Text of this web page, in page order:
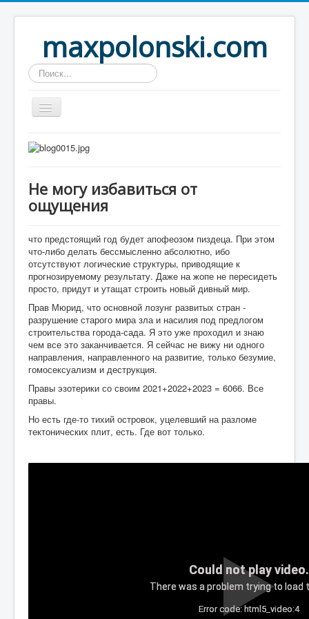
maxpolonski.com
Искать...
Home
Рассказы
Контакты
Вход
Не могу избавиться от
ощущения
что предстоящий год будет апофеозом пиздеца. При этом
что-либо делать бессмысленно абсолютно, ибо
отсутствуют логические структуры, приводящие к
прогнозируемому результату. Даже на жопе не пересидеть
просто, придут и утащат строить новый дивный мир.
Прав Мюрид, что основной лозунг развитых стран -
разрушение старого мира зла и насилия под предлогом
строительства города-сада. Я это уже проходил и знаю
чем все это заканчивается. Я сейчас не вижу ни одного
направления, направленного на развитие, только безумие,
гомосексуализм и деструкция.
Правы эзотерики со своим 2021+2022+2023 = 6066. Все
правы.
Но есть где-то тихий островок, уцелевший на разломе
тектонических плит, есть. Где вот только.
Could not play video.
There was a problem trying to load
Error code: html5_video:4